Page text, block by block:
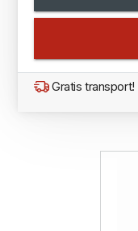
Gratis transport!